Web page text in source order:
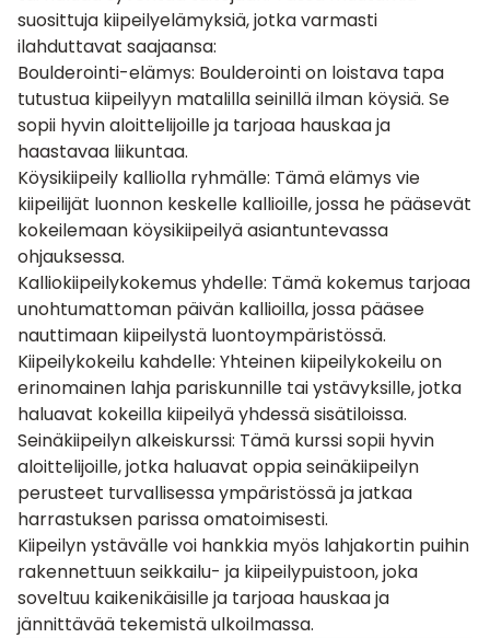
suosittuja kiipeilyelämyksiä, jotka varmasti
ilahduttavat saajaansa:
Boulderointi-elämys: Boulderointi on loistava tapa
tutustua kiipeilyyn matalilla seinillä ilman köysiä. Se
sopii hyvin aloittelijoille ja tarjoaa hauskaa ja
haastavaa liikuntaa.
Köysikiipeily kalliolla ryhmälle: Tämä elämys vie
kiipeilijät luonnon keskelle kallioille, jossa he pääsevät
kokeilemaan köysikiipeilyä asiantuntevassa
ohjauksessa.
Kalliokiipeilykokemus yhdelle: Tämä kokemus tarjoaa
unohtumattoman päivän kallioilla, jossa pääsee
nauttimaan kiipeilystä luontoympäristössä.
Kiipeilykokeilu kahdelle: Yhteinen kiipeilykokeilu on
erinomainen lahja pariskunnille tai ystävyksille, jotka
haluavat kokeilla kiipeilyä yhdessä sisätiloissa.
Seinäkiipeilyn alkeiskurssi: Tämä kurssi sopii hyvin
aloittelijoille, jotka haluavat oppia seinäkiipeilyn
perusteet turvallisessa ympäristössä ja jatkaa
harrastuksen parissa omatoimisesti.
Kiipeilyn ystävälle voi hankkia myös lahjakortin puihin
rakennettuunseikkailu- ja kiipeilypuistoon, joka
soveltuu kaikenikäisille ja tarjoaa hauskaa ja
jännittävää tekemistä ulkoilmassa.